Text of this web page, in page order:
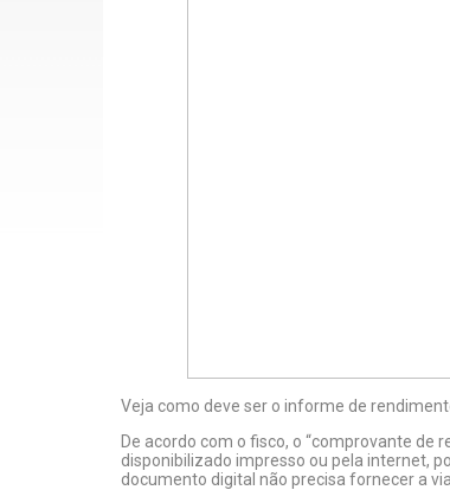
Veja como deve ser o informe de
De acordo com o fisco, o “comprovante de
disponibilizado impresso ou pela internet,
documento digital não precisa fornecer a